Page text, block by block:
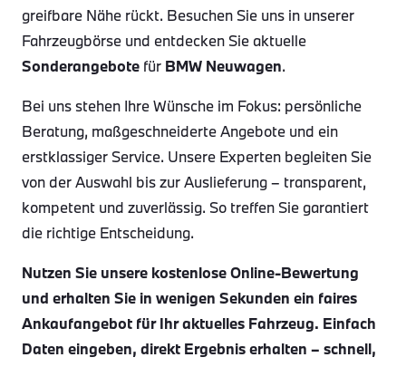
greifbare Nähe rückt. Besuchen Sie uns in unserer
Fahrzeugbörse und entdecken Sie aktuelle
Sonderangebote für BMW Neuwagen.
Bei uns stehen Ihre Wünsche im Fokus: persönliche
Beratung, maßgeschneiderte Angebote und ein
erstklassiger Service. Unsere Experten begleiten Sie
von der Auswahl bis zur Auslieferung – transparent,
kompetent und zuverlässig. So treffen Sie garantiert
die richtige Entscheidung.
Nutzen Sie unsere kostenlose Online-Bewertung
und erhalten Sie in wenigen Sekunden ein faires
Ankaufangebot für Ihr aktuelles Fahrzeug. Einfach
Daten eingeben, direkt Ergebnis erhalten – schnell,